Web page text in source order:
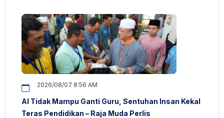
2026/08/07 8:56 AM
AI Tidak Mampu Ganti Guru, Sentuhan Insan Kekal
Teras Pendidikan – Raja Muda Perlis